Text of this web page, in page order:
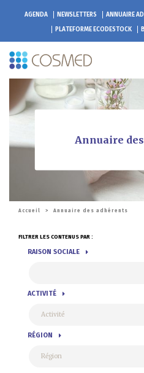
AGENDA NEWSLETTERS ANNUAIRE
PLATEFORME ECODESTOCK
Annuaire
Accueil > Annuaire des adhérents
FILTRER LES CONTENUS PAR :
RAISON SOCIALE
ACTIVITÉ
RÉGION